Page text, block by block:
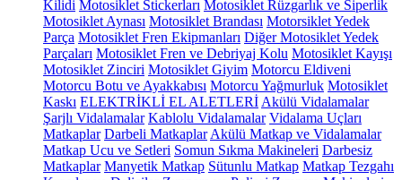
Kilidi Motosiklet Stickerları Motosiklet Rüzgarlık ve Siperlik
Motosiklet Aynası Motosiklet Brandası Motorsiklet Yedek
Parça Motosiklet Fren Ekipmanları Diğer Motosiklet Yedek
Parçaları Motosiklet Fren ve Debriyaj Kolu Motosiklet Kayışı
Motosiklet Zinciri Motosiklet Giyim Motorcu Eldiveni
Motorcu Botu ve Ayakkabısı Motorcu Yağmurluk Motosiklet
Kaskı ELEKTRİKLİ EL ALETLERİ Akülü Vidalamalar
Şarjlı Vidalamalar Kablolu Vidalamalar Vidalama Uçları
Matkaplar Darbeli Matkaplar Akülü Matkap ve Vidalamalar
Matkap Ucu ve Setleri Somun Sıkma Makineleri Darbesiz
Matkaplar Manyetik Matkap Sütunlu Matkap Matkap Tezgahı